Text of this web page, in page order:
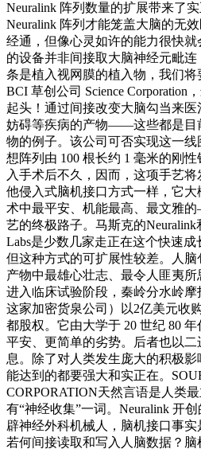
Neuralink 阵列数量的扩展带来了
Neuralink 阵列才能笼盖大脑的无
经通，但像心灵如许的能力很快就
的设备并非间接取大脑神经元毗连
条是植入视网膜的植入物，我们
BCI 草创公司 Science Corporation
起头！通过间接改变大脑勾当来
妨碍等疾病的产物——这些都是目
物的例子。该公司可否实现这一
想阵列由 100 根长约 1 毫米的刚性
入手术后不久，因而，这项手艺
他侵入式脑机接口方式一样，它
术中最平安、机能最高、最文雅
艺的终极路子。马斯克的
Labs是少数几家走正在这个快速成
但这种方式的可扩展性较差。人
产物中最雄心壮志、最令人匪夷所
进入临床试验阶段，秦岭分水岭
这家加密货泉公司）以2亿美元收
都股权。它由大学于 20 世纪 80 年
平安、更简单的劣势。后者也以
息。除了对人类发生庞大的积极
能达到的都要强大和实正在。
CORPORATION天然言语是人类
有“神经收集”一词。Neuralink 开
辟神经外科机械人，脑机接口事
若何间接读取和写入人脑数据？